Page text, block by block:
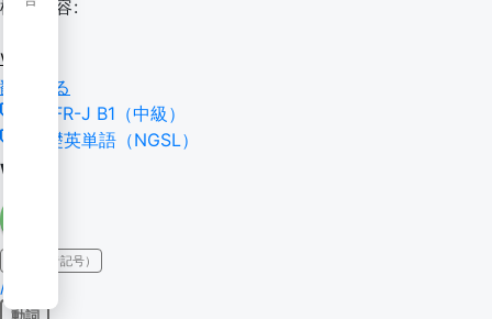
検索内容:
wave
翻訳する
CEFR-J B1（中級）
基礎英単語（NGSL）
wave
IPA（発音記号）
/weɪv/
動詞